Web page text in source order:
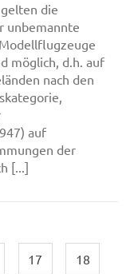
die
unbemannte
möglich, d.h. auf
nach den
auf
der
[...]
17 18